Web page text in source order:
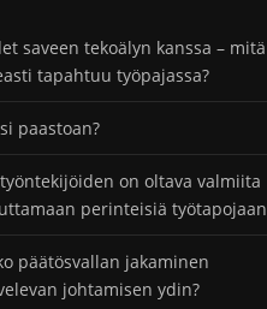
saveen tekoälyn kanssa – mitä
tapahtuu työpajassa?
paastoan?
työntekijöiden on oltava valmiita
perinteisiä työtapojaan
päätösvallan jakaminen
johtamisen ydin?